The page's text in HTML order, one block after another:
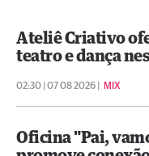
Ateliê Criativo
teatro e dança
02:30 | 07 08 2026 | MIX
Oficina "Pai,